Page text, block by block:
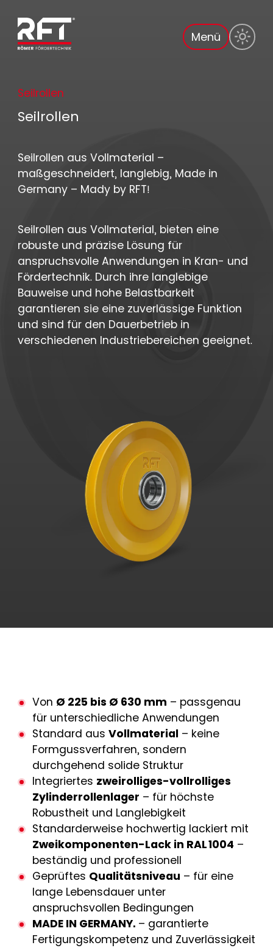
Menü
Seilrollen
Seilrollen
Seilrollen aus Vollmaterial –
maßgeschneidert, langlebig, Made in
Germany – Mady by RFT!
Seilrollen aus Vollmaterial, bieten eine
robuste und präzise Lösung für
anspruchsvolle Anwendungen in Kran- und
Fördertechnik. Durch ihre langlebige
Bauweise und hohe Belastbarkeit
garantieren sie eine zuverlässige Funktion
und sind für den Dauerbetrieb in
verschiedenen Industriebereichen geeignet.
Von Ø 225 bis Ø 630 mm – passgenau
für unterschiedliche Anwendungen
Standard aus Vollmaterial – keine
Formgussverfahren, sondern
durchgehend solide Struktur
Integriertes zweirolliges-vollrolliges
Zylinderrollenlager – für höchste
Robustheit und Langlebigkeit
Standarderweise hochwertig lackiert mit
Zweikomponenten-Lack in RAL 1004 –
beständig und professionell
Geprüftes Qualitätsniveau – für eine
lange Lebensdauer unter
anspruchsvollen Bedingungen
MADE IN GERMANY.– garantierte
Fertigungskompetenz und Zuverlässigkeit